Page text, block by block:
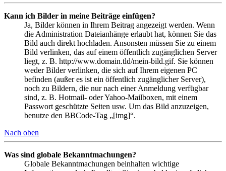
Kann ich Bilder in meine Beiträge einfügen?
Ja, Bilder können in Ihrem Beitrag angezeigt werden. Wenn
die Administration Dateianhänge erlaubt hat, können Sie das
Bild auch direkt hochladen. Ansonsten müssen Sie zu einem
Bild verlinken, das auf einem öffentlich zugänglichen Server
liegt, z. B. http://www.domain.tld/mein-bild.gif. Sie können
weder Bilder verlinken, die sich auf Ihrem eigenen PC
befinden (außer es ist ein öffentlich zugänglicher Server),
noch zu Bildern, die nur nach einer Anmeldung verfügbar
sind, z. B. Hotmail- oder Yahoo-Mailboxen, mit einem
Passwort geschützte Seiten usw. Um das Bild anzuzeigen,
benutze den BBCode-Tag „[img]“.
Nach oben
Was sind globale Bekanntmachungen?
Globale Bekanntmachungen beinhalten wichtige